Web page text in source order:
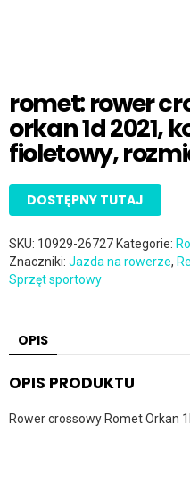
romet: rower
orkan 1d 2021,
fioletowy,
DOSTĘPNY TUTAJ
SKU: 10929-26727 Kategorie:
Znaczniki: Jazda na rowerze,
Sprzęt sportowy
OPIS
OPIS PRODUKTU
Rower crossowy Romet Orkan